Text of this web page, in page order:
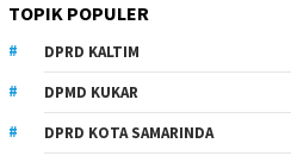
TOPIK POPULER
DPRD KALTIM
DPMD KUKAR
DPRD KOTA SAMARINDA